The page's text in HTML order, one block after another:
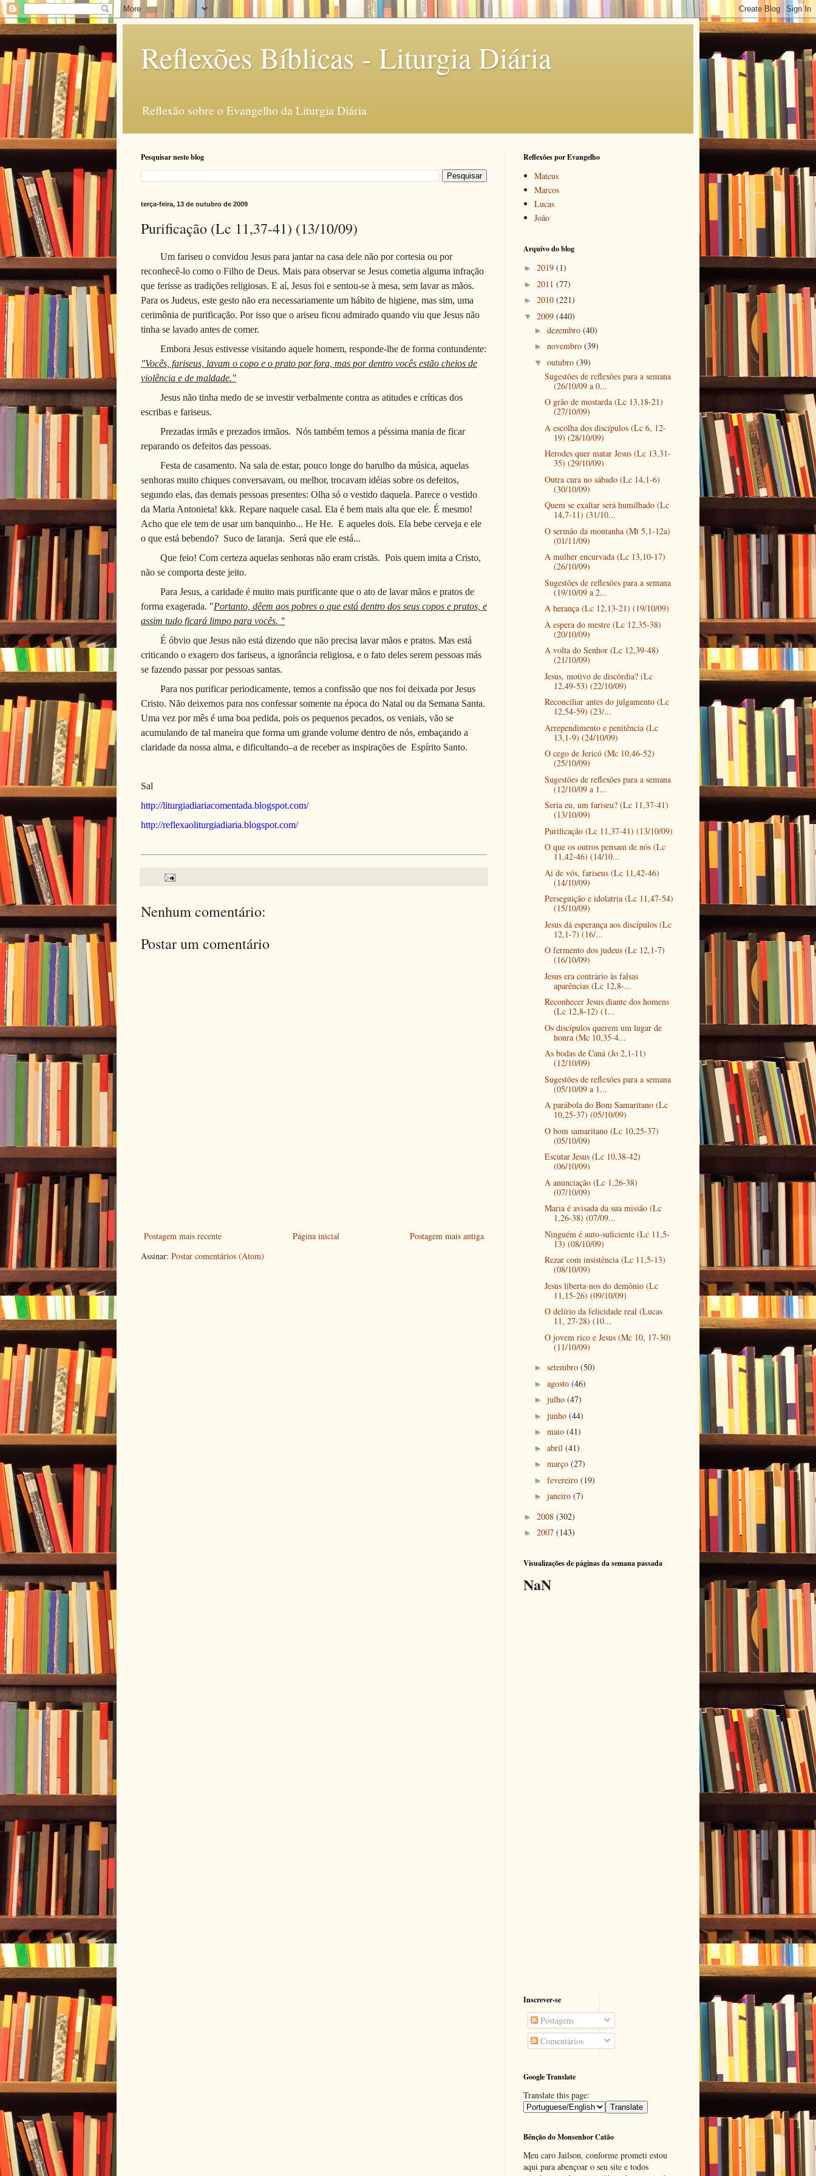
Reflexões Bíblicas - Liturgia Diária
Reflexão sobre o Evangelho da Liturgia Diária
Pesquisar neste blog
terça-feira, 13 de outubro de 2009
Purificação (Lc 11,37-41) (13/10/09)
Um fariseu o convidou Jesus para jantar na casa dele não por cortesia ou por
reconhecê-lo como o Filho de Deus. Mais para observar se Jesus cometia alguma infração
que ferisse as tradições religiosas. E aí, Jesus foi e sentou-se à mesa, sem lavar as mãos.
Para os Judeus, este gesto não era necessariamente um hábito de higiene, mas sim, uma
cerimônia de purificação. Por isso que o ariseu ficou admirado quando viu que Jesus não
tinha se lavado antes de comer.
Embora Jesus estivesse visitando aquele homem, responde-lhe de forma contundente:
"Vocês, fariseus, lavam o copo e o prato por fora, mas por dentro vocês estão cheios de
violência e de maldade."
Jesus não tinha medo de se investir verbalmente contra as atitudes e críticas dos
escribas e fariseus.
Prezadas irmãs e prezados irmãos. Nós também temos a péssima mania de ficar
reparando os defeitos das pessoas.
Festa de casamento. Na sala de estar, pouco longe do barulho da música, aquelas
senhoras muito chiques conversavam, ou melhor, trocavam idéias sobre os defeitos,
segundo elas, das demais pessoas presentes: Olha só o vestido daquela. Parece o vestido
da Maria Antonieta! kkk. Repare naquele casal. Ela é bem mais alta que ele. É mesmo!
Acho que ele tem de usar um banquinho... He He. E aqueles dois. Ela bebe cerveja e ele
o que está bebendo? Suco de laranja. Será que ele está...
Que feio! Com certeza aquelas senhoras não eram cristãs. Pois quem imita a Cristo,
não se comporta deste jeito.
Para Jesus, a caridade é muito mais purificante que o ato de lavar mãos e pratos de
forma exagerada. "Portanto, dêem aos pobres o que está dentro dos seus copos e pratos, e
assim tudo ficará limpo para vocês. "
É óbvio que Jesus não está dizendo que não precisa lavar mãos e pratos. Mas está
criticando o exagero dos fariseus, a ignorância religiosa, e o fato deles serem pessoas más
se fazendo passar por pessoas santas.
Para nos purificar periodicamente, temos a confissão que nos foi deixada por Jesus
Cristo. Não deixemos para nos confessar somente na época do Natal ou da Semana Santa.
Uma vez por mês é uma boa pedida, pois os pequenos pecados, os veniais, vão se
acumulando de tal maneira que forma um grande volume dentro de nós, embaçando a
claridade da nossa alma, e dificultando–a de receber as inspirações de Espírito Santo.
Sal
http://liturgiadiariacomentada.blogspot.com/
http://reflexaoliturgiadiaria.blogspot.com/
Nenhum comentário:
Postar um comentário
Postagem mais recente Postagem mais antiga
Página inicial
Assinar: Postar comentários (Atom)
Reflexões por Evangelho
Mateus
Marcos
Lucas
João
Arquivo do blog
► 2019 (1)
► 2011 (77)
► 2010 (221)
▼ 2009 (440)
► dezembro (40)
► novembro (39)
▼ outubro (39)
Sugestões de reflexões para a semana
(26/10/09 a 0...
O grão de mostarda (Lc 13,18-21)
(27/10/09)
A escolha dos discípulos (Lc 6, 12-
19) (28/10/09)
Herodes quer matar Jesus (Lc 13,31-
35) (29/10/09)
Outra cura no sábado (Lc 14,1-6)
(30/10/09)
Quem se exaltar será humilhado (Lc
14,7-11) (31/10...
O sermão da montanha (Mt 5,1-12a)
(01/11/09)
A mulher encurvada (Lc 13,10-17)
(26/10/09)
Sugestões de reflexões para a semana
(19/10/09 a 2...
A herança (Lc 12,13-21) (19/10/09)
À espera do mestre (Lc 12,35-38)
(20/10/09)
A volta do Senhor (Lc 12,39-48)
(21/10/09)
Jesus, motivo de discórdia? (Lc
12,49-53) (22/10/09)
Reconciliar antes do julgamento (Lc
12,54-59) (23/...
Arrependimento e penitência (Lc
13,1-9) (24/10/09)
O cego de Jericó (Mc 10,46-52)
(25/10/09)
Sugestões de reflexões para a semana
(12/10/09 a 1...
Seria eu, um fariseu? (Lc 11,37-41)
(13/10/09)
Purificação (Lc 11,37-41) (13/10/09)
O que os outros pensam de nós (Lc
11,42-46) (14/10...
Ai de vós, fariseus (Lc 11,42-46)
(14/10/09)
Perseguição e idolatria (Lc 11,47-54)
(15/10/09)
Jesus dá esperança aos discípulos (Lc
12,1-7) (16/...
O fermento dos judeus (Lc 12,1-7)
(16/10/09)
Jesus era contrário às falsas
aparências (Lc 12,8-...
Reconhecer Jesus diante dos homens
(Lc 12,8-12) (1...
Os discípulos querem um lugar de
honra (Mc 10,35-4...
As bodas de Caná (Jo 2,1-11)
(12/10/09)
Sugestões de reflexões para a semana
(05/10/09 a 1...
A parábola do Bom Samaritano (Lc
10,25-37) (05/10/09)
O bom samaritano (Lc 10,25-37)
(05/10/09)
Escutar Jesus (Lc 10,38-42)
(06/10/09)
A anunciação (Lc 1,26-38)
(07/10/09)
Maria é avisada da sua missão (Lc
1,26-38) (07/09...
Ninguém é auto-suficiente (Lc 11,5-
13) (08/10/09)
Rezar com insistência (Lc 11,5-13)
(08/10/09)
Jesus liberta-nos do demônio (Lc
11,15-26) (09/10/09)
O delírio da felicidade real (Lucas
11, 27-28) (10...
O jovem rico e Jesus (Mc 10, 17-30)
(11/10/09)
► setembro (50)
► agosto (46)
► julho (47)
► junho (44)
► maio (41)
► abril (41)
► março (27)
► fevereiro (19)
► janeiro (7)
► 2008 (302)
► 2007 (143)
Visualizações de páginas da semana passada
NaN
Inscrever-se
Postagens
Comentários
Google Translate
Translate this page:
Bênção do Monsenhor Catão
Meu caro Jailson, conforme prometi estou
aqui para abençoar o seu site e todos